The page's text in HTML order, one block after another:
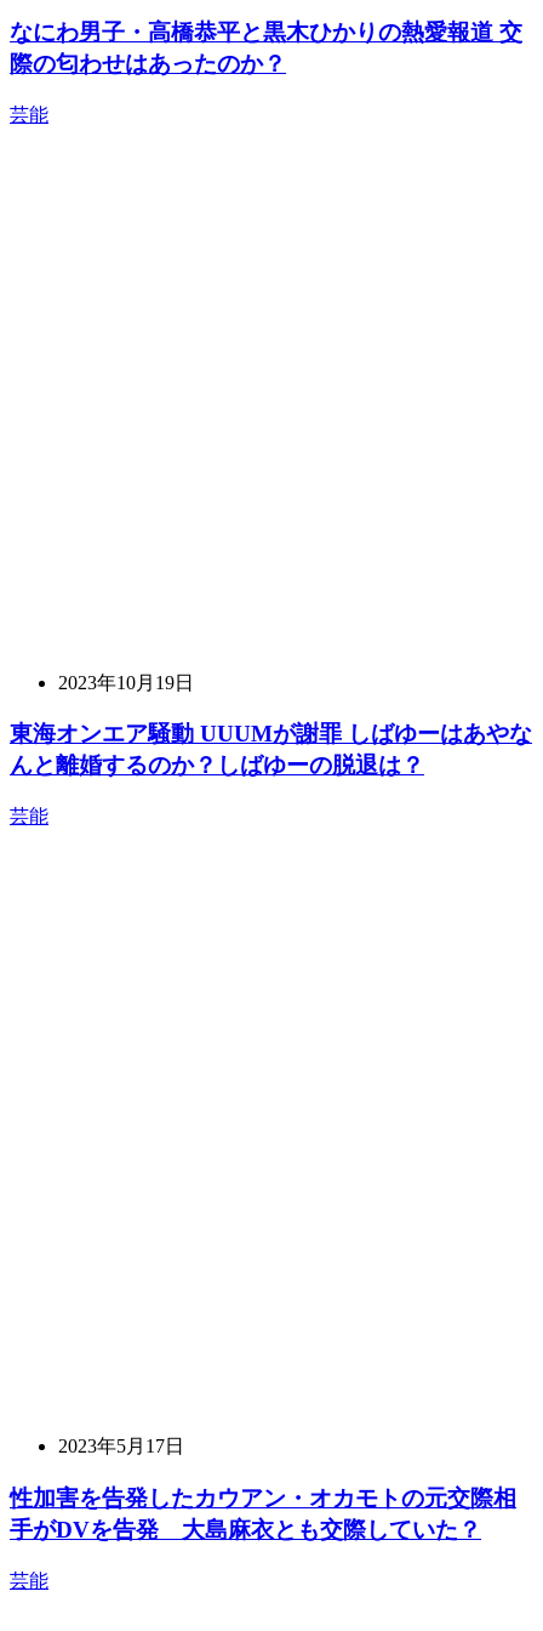
なにわ男子・高橋恭平と黒木ひかりの熱愛報道 交
際の匂わせはあったのか？
芸能
2023年10月19日
東海オンエア騒動 UUUMが謝罪 しばゆーはあやな
んと離婚するのか？しばゆーの脱退は？
芸能
2023年5月17日
性加害を告発したカウアン・オカモトの元交際相
手がDVを告発 大島麻衣とも交際していた？
芸能